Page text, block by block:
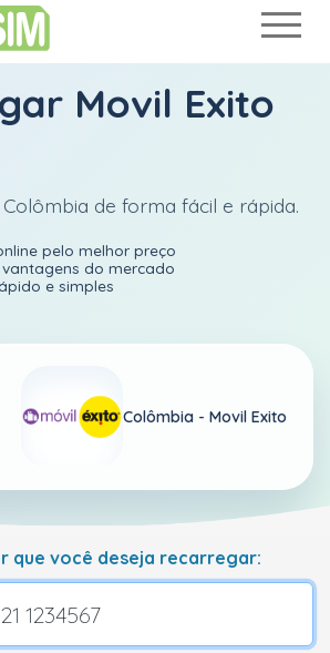
Movil Exito
de forma fácil e rápida.
pelo melhor preço
do mercado
e simples
Colômbia - Movil Exito
que você deseja recarregar: